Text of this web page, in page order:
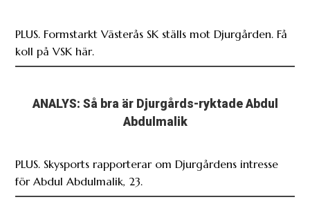
PLUS. Formstarkt Västerås SK ställs mot Djurgården. Få
koll på VSK här.
ANALYS: Så bra är Djurgårds-ryktade Abdul
Abdulmalik
PLUS. Skysports rapporterar om Djurgårdens intresse
för Abdul Abdulmalik, 23.